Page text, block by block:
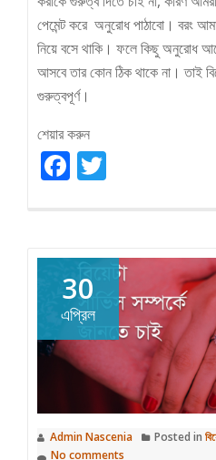
পেমেন্ট করে অনুরোধ পাঠাবো। বরং
নিয়ে বসে থাকি। ফলে কিছু অনুরোধ
আসবে তার কোন ঠিক থাকে না। তাই
গুরুত্বপূর্ণ।
শেয়ার করুন
Facebook
30
এপ্রিল
Admin Nascenia Posted in
No comments